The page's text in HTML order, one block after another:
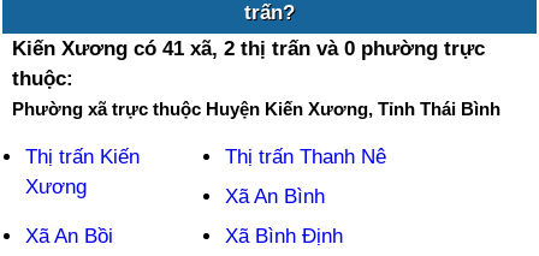
trấn?
Kiến Xương có 41 xã, 2 thị trấn và 0 phường trực
thuộc:
Phường xã trực thuộc Huyện Kiến Xương, Tỉnh Thái Bình
Thị trấn Kiến
Xương
Thị trấn Thanh Nê
Xã An Bình
Xã An Bồi
Xã Bình Định